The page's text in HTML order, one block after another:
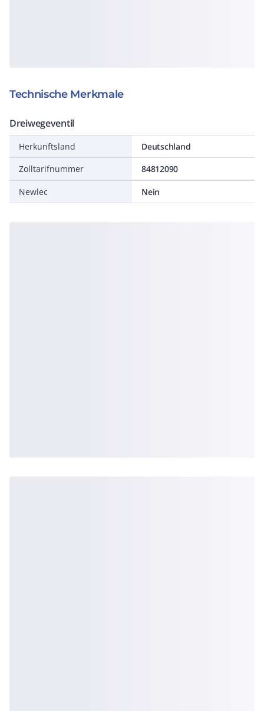
Technische Merkmale
Dreiwegeventil
Herkunftsland
Deutschland
Zolltarifnummer
84812090
Newlec Nein